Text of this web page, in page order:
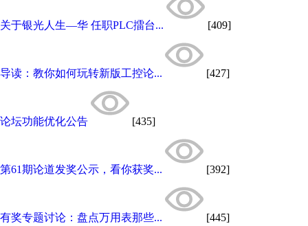
关于银光人生—华 任职PLC擂台... [409]
导读：教你如何玩转新版工控论... [427]
论坛功能优化公告 [435]
第61期论道发奖公示，看你获奖... [392]
有奖专题讨论：盘点万用表那些... [445]